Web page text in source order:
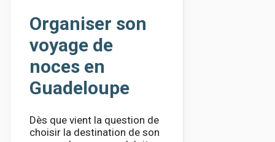
Organiser son
voyage de
noces en
Guadeloupe
Dès que vient la question de
choisir la destination de son